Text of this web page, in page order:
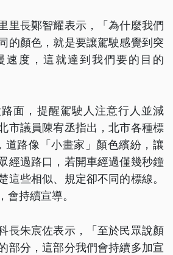
里長鄭智耀表示，「為什麼我們
的顏色，就是要讓駕駛感覺到突
速度，這就達到我們要的目的
面，提醒駕駛人注意行人並減
市議員陳宥丞指出，北市各種標
道路像「小畫家」顏色繽紛，讓
經過路口，若開車經過僅幾秒鐘
這些相似、規定卻不同的標線。
會持續宣導。
長朱宸佐表示，「至於民眾說顏
部分，這部分我們會持續多加宣